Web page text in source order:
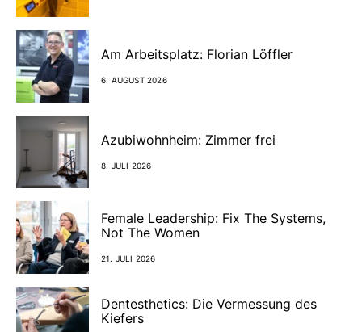
Am Arbeitsplatz: Florian Löffler
6. AUGUST 2026
Azubiwohnheim: Zimmer frei
8. JULI 2026
Female Leadership: Fix The Systems,
Not The Women
21. JULI 2026
Dentesthetics: Die Vermessung des
Kiefers